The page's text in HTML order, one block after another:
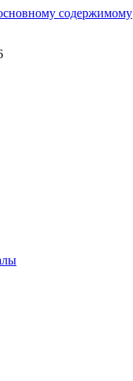
содержимому